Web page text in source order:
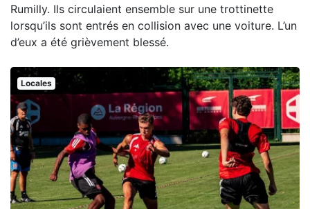
Rumilly. Ils circulaient ensemble sur une trottinette
lorsqu’ils sont entrés en collision avec une voiture. L’un
d’eux a été grièvement blessé.
Locales